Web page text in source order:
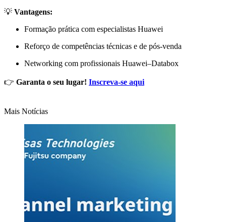
💡 Vantagens:
Formação prática com especialistas Huawei
Reforço de competências técnicas e de pós-venda
Networking com profissionais Huawei–Databox
👉 Garanta o seu lugar! Inscreva-se aqui
Mais Notícias